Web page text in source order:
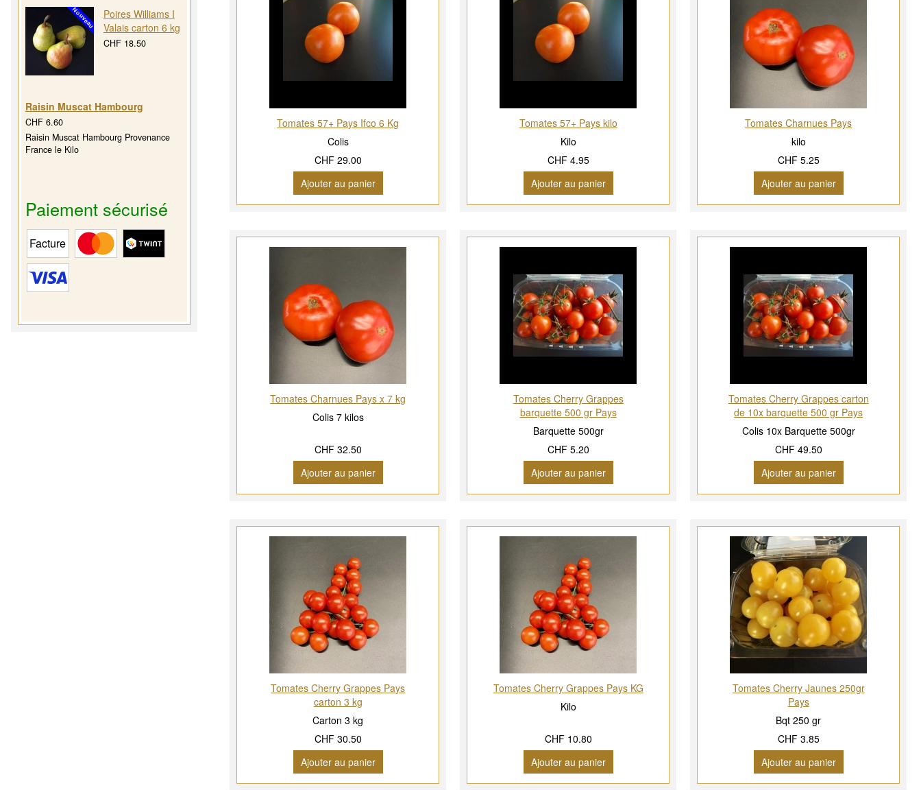
Poires Williams I
Valais carton 6 kg
CHF 18.50
Raisin Muscat Hambourg
CHF 6.60
Raisin Muscat Hambourg Provenance
France le Kilo
Paiement sécurisé
Tomates 57+ Pays Ifco 6 Kg
Colis
CHF 29.00
Ajouter au panier
Tomates 57+ Pays kilo
Kilo
CHF 4.95
Ajouter au panier
Tomates Charnues Pays
kilo
CHF 5.25
Ajouter au panier
Tomates Charnues Pays x 7 kg
Colis 7 kilos
CHF 32.50
Ajouter au panier
Tomates Cherry Grappes
barquette 500 gr Pays
Barquette 500gr
CHF 5.20
Ajouter au panier
Tomates Cherry Grappes carton
de 10x barquette 500 gr Pays
Colis 10x Barquette 500gr
CHF 49.50
Ajouter au panier
Tomates Cherry Grappes Pays
carton 3 kg
Carton 3 kg
CHF 30.50
Ajouter au panier
Tomates Cherry Grappes Pays KG
Kilo
CHF 10.80
Ajouter au panier
Tomates Cherry Jaunes 250gr
Pays
Bqt 250 gr
CHF 3.85
Ajouter au panier